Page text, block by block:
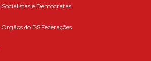
e Democratas
Orgãos do PS Federações